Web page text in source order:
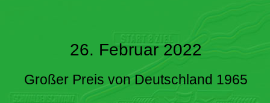
26. Februar 2022
Großer Preis von Deutschland 1965